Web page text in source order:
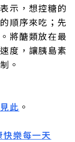
示，想控糖的
順序來吃；先
將醣類放在最
度，讓胰島素
。
此 。
樂每一天